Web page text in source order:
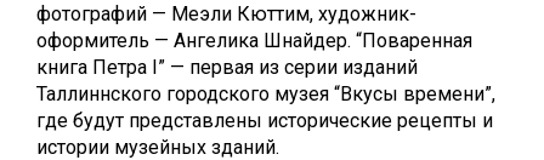
фотографий — Меэли Кюттим, художник-
оформитель — Ангелика Шнайдер. “Поваренная
книга Петра I” — первая из серии изданий
Таллиннского городского музея “Вкусы времени”,
где будут представлены исторические рецепты и
истории музейных зданий.